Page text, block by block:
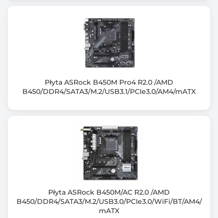
Uwagi do pamięci RAM
ECC Memory (ECC mode) support varies by CPU.
Zintegrowany kontroler SATA
Chipset+CPU: 4x SATA III 6Gb/s - RAID 0,1,10 + 1x M.2
4 x SATA 6Gb/s port(s)
M.2 Socket 3, with M key, type 2242/2260/2280/22110
storage devices support
(SATA & PCIE 3.0 x 4 mode)
Obsługiwane kombinacje dysków M.2 i SATA opisano
Wbudowana karta graficzna
Płyta ASRock B450M Pro4 R2.0 /AMD
B450/DDR4/SATA3/M.2/USB3.1/PCIe3.0/AM4/mATX
Płyta ASRock B450M/AC R2.0 /AMD
B450/DDR4/SATA3/M.2/USB3.0/PCIe3.0/WiFi/BT/AM4/
mATX